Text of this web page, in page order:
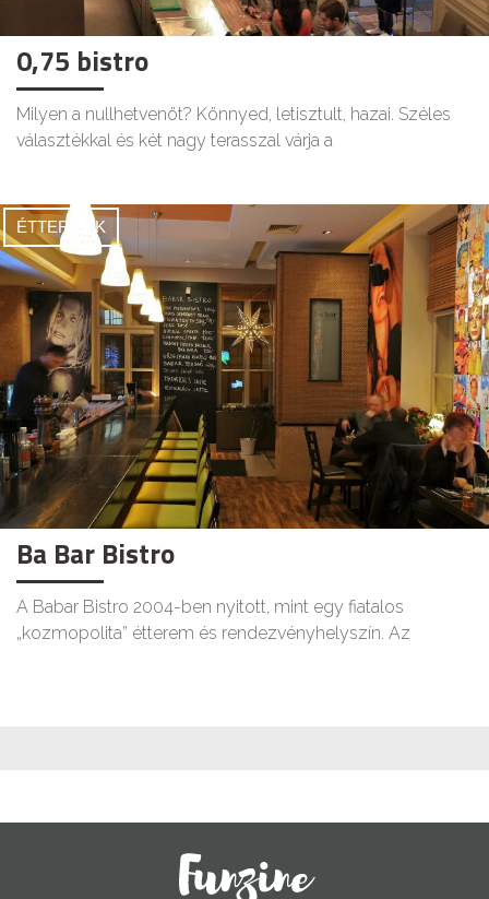
0,75 bistro
Milyen a nullhetvenöt? Könnyed, letisztult, hazai. Széles
választékkal és két nagy terasszal várja a
ÉTTERMEK
Ba Bar Bistro
A Babar Bistro 2004-ben nyitott, mint egy fiatalos
„kozmopolita” étterem és rendezvényhelyszín. Az